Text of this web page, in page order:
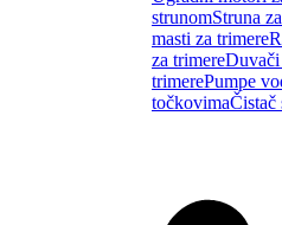
strunomStruna
masti za trimere
za trimereDuvači
trimerePumpe
točkovimaČistač